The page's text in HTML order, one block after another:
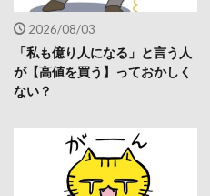
2026/08/03
「私も億り人になる」と言う人
が【高値を買う】っておかしく
ない？